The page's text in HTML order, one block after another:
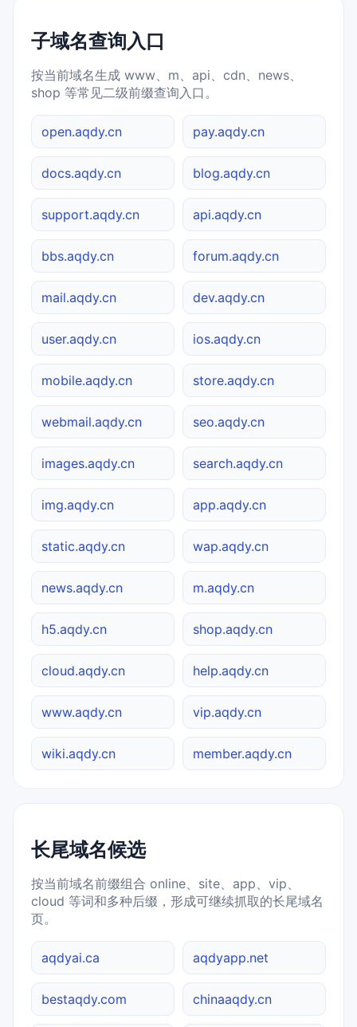
子域名查询入口
按当前域名生成 www、m、api、cdn、news、
shop 等常见二级前缀查询入口。
open.aqdy.cn pay.aqdy.cn
docs.aqdy.cn blog.aqdy.cn
support.aqdy.cn api.aqdy.cn
bbs.aqdy.cn forum.aqdy.cn
mail.aqdy.cn dev.aqdy.cn
user.aqdy.cn ios.aqdy.cn
mobile.aqdy.cn store.aqdy.cn
webmail.aqdy.cn seo.aqdy.cn
images.aqdy.cn search.aqdy.cn
img.aqdy.cn app.aqdy.cn
static.aqdy.cn wap.aqdy.cn
news.aqdy.cn m.aqdy.cn
h5.aqdy.cn shop.aqdy.cn
cloud.aqdy.cn help.aqdy.cn
www.aqdy.cn vip.aqdy.cn
wiki.aqdy.cn member.aqdy.cn
长尾域名候选
按当前域名前缀组合 online、site、app、vip、
cloud 等词和多种后缀，形成可继续抓取的长尾域名
页。
aqdyai.ca aqdyapp.net
bestaqdy.com chinaaqdy.cn